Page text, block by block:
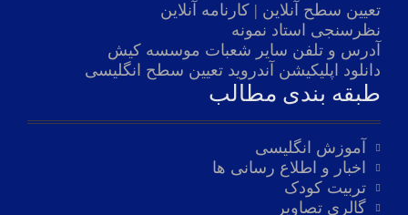
تعیین سطح آنلاین | کارنامه آنلاین
نظرسنجی استاد نمونه
آدرس و تلفن سایر شعبات موسسه کیش
دانلود اپلیکیشن آندروید تعیین سطح انگلیسی
طبقه بندی مطالب
آموزش انگلیسی
اخبار و اطلاع رسانی ها
تربیت کودک
گالری تصاویر